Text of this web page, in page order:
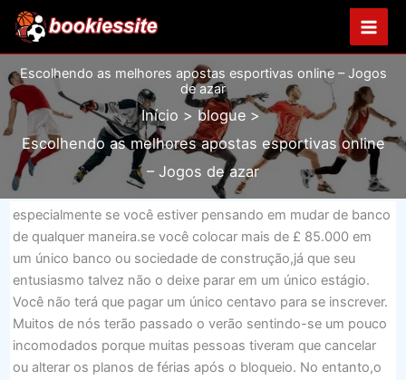
para
o
conteúdo
Escolhendo as melhores apostas esportivas online – Jogos
de azar
Início
blogue
Escolhendo as melhores apostas esportivas online
– Jogos de azar
especialmente se você estiver pensando em mudar de banco
de qualquer maneira.se você colocar mais de £ 85.000 em
um único banco ou sociedade de construção,já que seu
entusiasmo talvez não o deixe parar em um único estágio.
Você não terá que pagar um único centavo para se inscrever.
Muitos de nós terão passado o verão sentindo-se um pouco
incomodados porque muitas pessoas tiveram que cancelar
ou alterar os planos de férias após o bloqueio. No entanto,o